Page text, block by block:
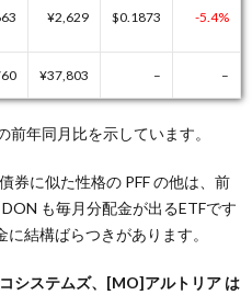
¥2,629 $0.1873 -5.4%
¥37,803 – –
年同月比を示しています。
券に似た性格の PFF の他は、前
も毎月分配金が出るETFです
結構ばらつきがあります。
システムズ、[MO]アルトリア は